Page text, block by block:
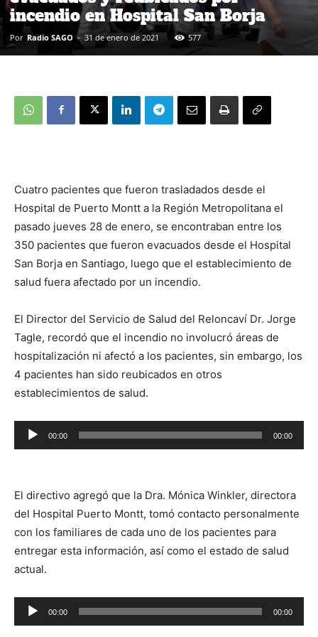
incendio en Hospital San Borja
Por Radio SAGO - 31 de enero de 2021 577
Cuatro pacientes que fueron trasladados desde el
Hospital de Puerto Montt a la Región Metropolitana el
pasado jueves 28 de enero, se encontraban entre los
350 pacientes que fueron evacuados desde el Hospital
San Borja en Santiago, luego que el establecimiento de
salud fuera afectado por un incendio.
El Director del Servicio de Salud del Reloncaví Dr. Jorge
Tagle, recordó que el incendio no involucró áreas de
hospitalización ni afectó a los pacientes, sin embargo, los
4 pacientes han sido reubicados en otros
establecimientos de salud.
Reproductor
de
00:00 00:00
El directivo agregó que la Dra. Mónica Winkler, directora
del Hospital Puerto Montt, tomó contacto personalmente
con los familiares de cada uno de los pacientes para
entregar esta información, así como el estado de salud
actual.
Reproductor
de
00:00 00:00